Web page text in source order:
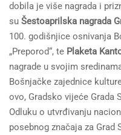
dobila je više nagrada i
su Šestoaprilska nagrada
100. godišnjice osnivanja
„Preporod“, te Plaketa
nagrade u svojim
Bošnjačke zajednice
ovo, Gradsko vijeće Grada
Odluku o utvrđivanju
posebnog značaja za